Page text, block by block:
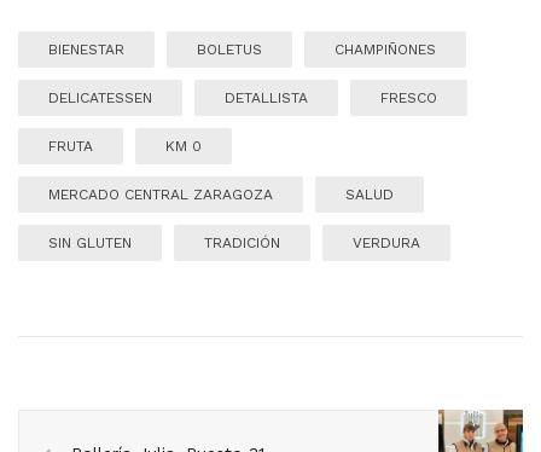
BIENESTAR BOLETUS CHAMPIÑONES
DELICATESSEN DETALLISTA FRESCO
FRUTA KM 0
MERCADO CENTRAL ZARAGOZA SALUD
SIN GLUTEN TRADICIÓN VERDURA